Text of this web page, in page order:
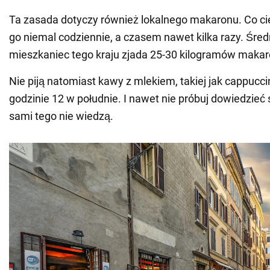
Ta zasada dotyczy również lokalnego makaronu. Co
go niemal codziennie, a czasem nawet kilka razy.
mieszkaniec tego kraju zjada 25-30 kilogramów
Nie piją natomiast kawy z mlekiem, takiej jak
godzinie 12 w południe. I nawet nie próbuj dowiedzieć
sami tego nie wiedzą.